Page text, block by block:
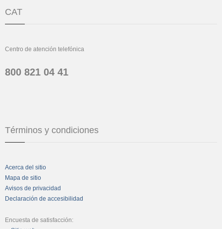
CAT
Centro de atención telefónica
800 821 04 41
Términos y condiciones
Acerca del sitio
Mapa de sitio
Avisos de privacidad
Declaración de accesibilidad
Encuesta de satisfacción: